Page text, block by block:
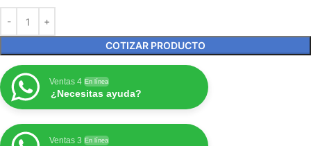
COTIZAR PRODUCTO
Ventas 4 En línea
¿Necesitas ayuda?
Ventas 3 En línea